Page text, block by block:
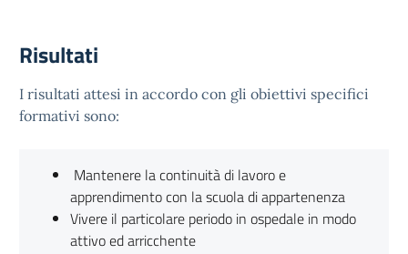
Risultati
I risultati attesi in accordo con gli obiettivi specifici
formativi sono:
Mantenere la continuità di lavoro e
apprendimento con la scuola di appartenenza
Vivere il particolare periodo in ospedale in modo
attivo ed arricchente